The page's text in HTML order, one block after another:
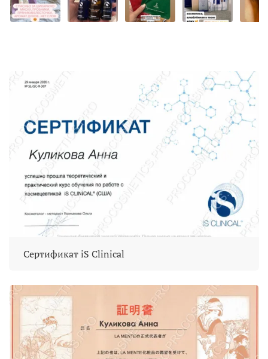
Сертификат iS Clinical